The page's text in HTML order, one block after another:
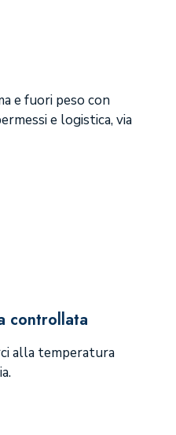
e fuori peso con
e logistica, via
controllata
alla temperatura